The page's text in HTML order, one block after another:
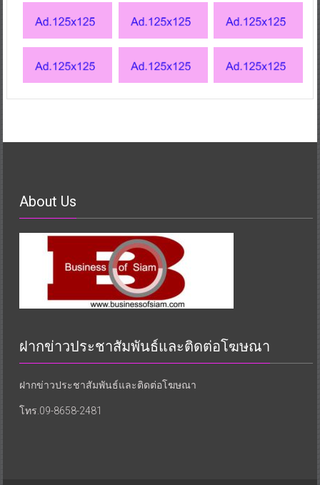
About Us
ฝากข่าวประชาสัมพันธ์และติดต่อโฆษณา
ฝากข่าวประชาสัมพันธ์และติดต่อโฆษณา
โทร.09-8658-2481